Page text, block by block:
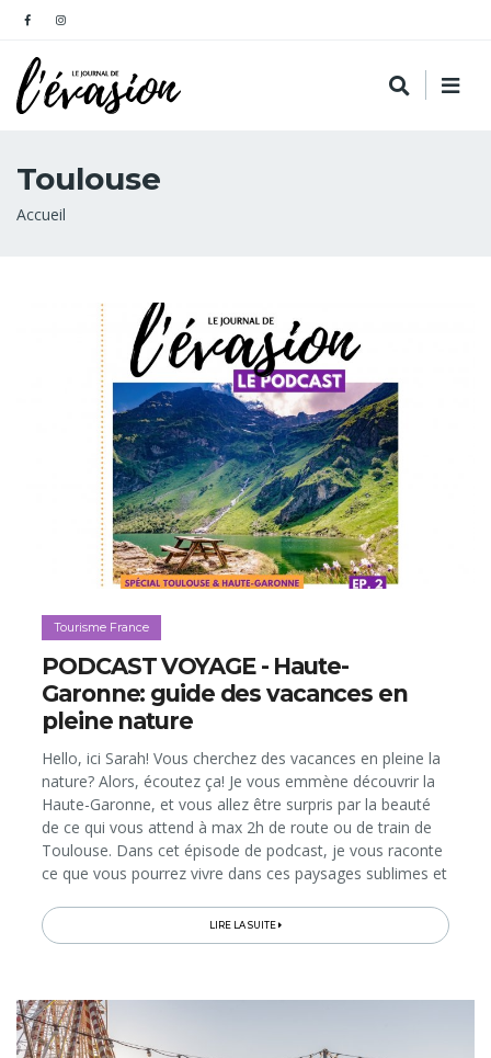
Toulouse
Fil
Accueil
Tourisme France
PODCAST VOYAGE - Haute-
Garonne: guide des vacances en
pleine nature
Hello, ici Sarah! Vous cherchez des vacances en pleine la
nature? Alors, écoutez ça! Je vous emmène découvrir la
Haute-Garonne, et vous allez être surpris par la beauté
de ce qui vous attend à max 2h de route ou de train de
Toulouse. Dans cet épisode de podcast, je vous raconte
ce que vous pourrez vivre dans ces paysages sublimes et
les...
LIRE LA SUITE